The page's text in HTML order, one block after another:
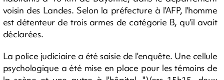
voisin des Landes. Selon la préfecture à l'AFP, l'homme
est détenteur de trois armes de catégorie B, qu'il avait
déclarées.
La police judiciaire a été saisie de l'enquête. Une cellule
psychologique a été mise en place pour les témoins de